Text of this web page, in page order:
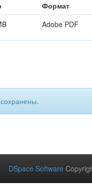
Формат
Adobe PDF
DSpace Software